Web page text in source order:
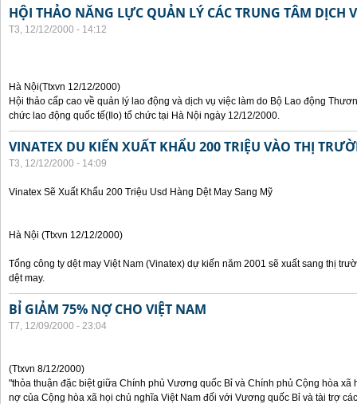
HỘI THẢO NĂNG LỰC QUẢN LÝ CÁC TRUNG TÂM DỊCH
T3, 12/12/2000 - 14:12
Hà Nội(Ttxvn 12/12/2000)
Hội thảo cấp cao về quản lý lao động và dịch vụ việc làm do Bộ Lao động
chức lao động quốc tế(Ilo) tổ chức tại Hà Nội ngày 12/12/2000.
VINATEX DU KIẾN XUẤT KHẨU 200 TRIỆU VÀO THỊ
T3, 12/12/2000 - 14:09
Vinatex Sẽ Xuất Khẩu 200 Triệu Usd Hàng Dệt May Sang Mỹ
Hà Nội (Ttxvn 12/12/2000)
Tổng công ty dệt may Việt Nam (Vinatex) dự kiến năm 2001 sẽ xuất sang thị
dệt may.
BỈ GIẢM 75% NỢ CHO VIỆT NAM
T7, 12/09/2000 - 23:04
(Ttxvn 8/12/2000)
"thỏa thuận đặc biệt giữa Chính phủ Vương quốc Bỉ và Chính phủ Cộng hòa xã
nợ của Cộng hòa xã họi chủ nghĩa Việt Nam đối với Vương quốc Bỉ và tài trợ